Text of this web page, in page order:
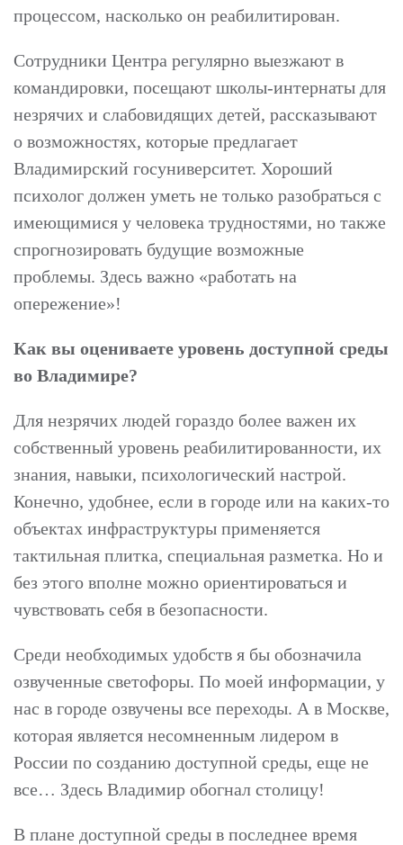
процессом, насколько он реабилитирован.
Сотрудники Центра регулярно выезжают в
командировки, посещают школы-интернаты для
незрячих и слабовидящих детей, рассказывают
о возможностях, которые предлагает
Владимирский госуниверситет. Хороший
психолог должен уметь не только разобраться с
имеющимися у человека трудностями, но также
спрогнозировать будущие возможные
проблемы. Здесь важно «работать на
опережение»!
Как вы оцениваете уровень доступной среды
во Владимире?
Для незрячих людей гораздо более важен их
собственный уровень реабилитированности, их
знания, навыки, психологический настрой.
Конечно, удобнее, если в городе или на каких-то
объектах инфраструктуры применяется
тактильная плитка, специальная разметка. Но и
без этого вполне можно ориентироваться и
чувствовать себя в безопасности.
Среди необходимых удобств я бы обозначила
озвученные светофоры. По моей информации, у
нас в городе озвучены все переходы. А в Москве,
которая является несомненным лидером в
России по созданию доступной среды, еще не
все… Здесь Владимир обогнал столицу!
В плане доступной среды в последнее время